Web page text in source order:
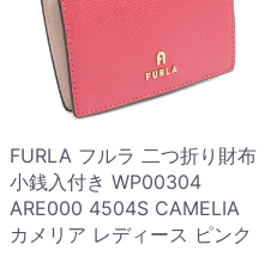
FURLA フルラ 二つ折り財布
小銭入付き WP00304
ARE000 4504S CAMELIA
カメリア レディース ピンク